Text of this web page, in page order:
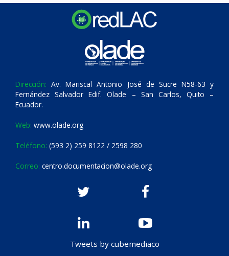
Dirección: Av. Mariscal Antonio José de Sucre N58-63 y
Fernández Salvador Edif. Olade – San Carlos, Quito –
Ecuador.
Web: www.olade.org
Teléfono: (593 2) 259 8122 / 2598 280
Correo: centro.documentacion@olade.org
Tweets by cubemediaco